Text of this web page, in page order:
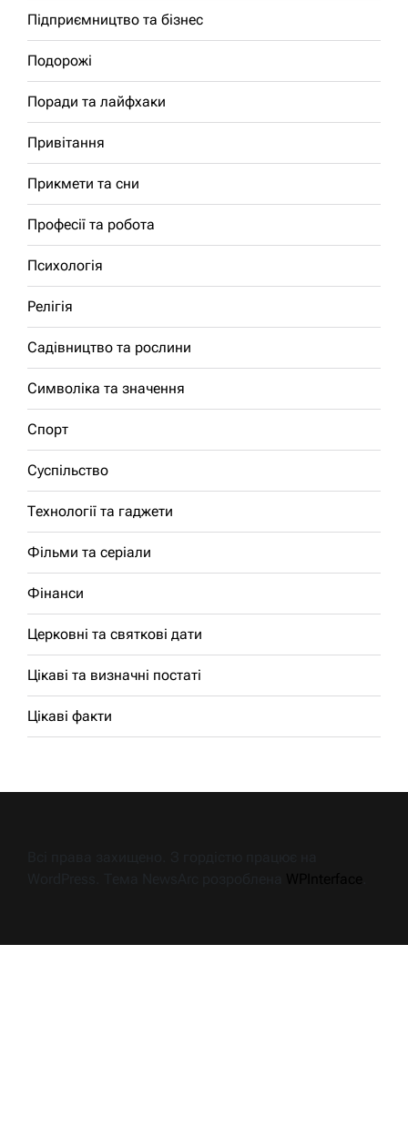
Підприємництво та бізнес
Подорожі
Поради та лайфхаки
Привітання
Прикмети та сни
Професії та робота
Психологія
Релігія
Садівництво та рослини
Символіка та значення
Спорт
Суспільство
Технології та гаджети
Фільми та серіали
Фінанси
Церковні та святкові дати
Цікаві та визначні постаті
Цікаві факти